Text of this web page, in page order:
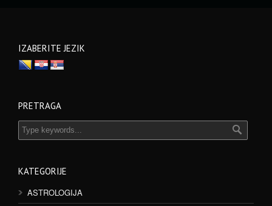
IZABERITE JEZIK
PRETRAGA
KATEGORIJE
ASTROLOGIJA